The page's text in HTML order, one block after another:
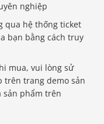
nghiệp
qua hệ thống ticket
bạn bằng cách truy
mua, vui lòng sử
trang demo sản
sản phẩm trên